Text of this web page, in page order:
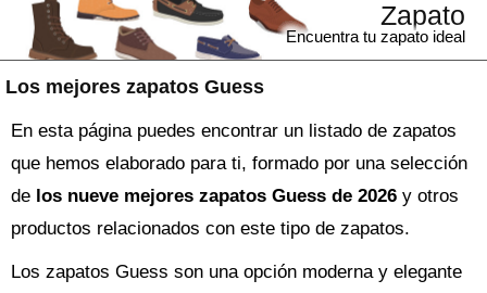
Los mejores zapatos Guess
Zapato
Encuentra tu zapato ideal
En esta página puedes encontrar un listado de zapatos
que hemos elaborado para ti, formado por una selección
de los nueve mejores zapatos Guess de 2026 y otros
productos relacionados con este tipo de zapatos.
Los zapatos Guess son una opción moderna y elegante